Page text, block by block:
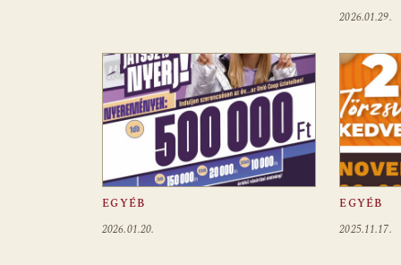
2026.01.29.
EGYÉB
2026.01.20.
EGYÉB
2025.11.17.